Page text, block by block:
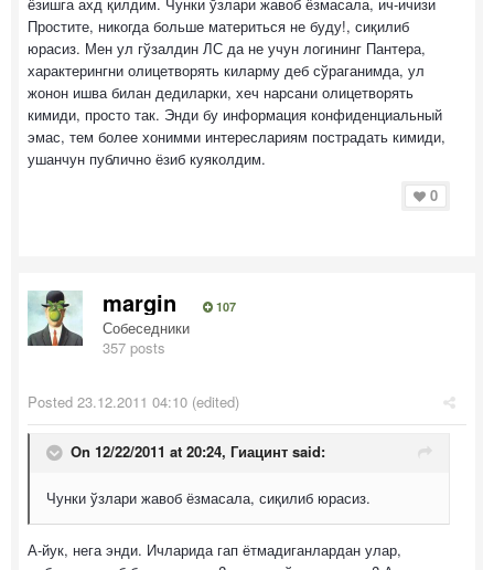
Простите, никогда больше материться не буду!, сиқилиб
юрасиз. Мен ул гўзалдин ЛС да не учун логининг Пантера,
характерингни олицетворять киларму деб сўраганимда, ул
жонон ишва билан дедиларки, хеч нарсани олицетворять
кимиди, просто так. Энди бу информация конфиденциальный
эмас, тем более хонимми интереслариям пострадать кимиди,
ушанчун публично ёзиб куяколдим.
0
margin 107
Собеседники
357 posts
Posted 23.12.2011 04:10 (edited)
On 12/22/2011 at 20:24, Гиацинт said:
Чунки ўзлари жавоб ёзмасала, сиқилиб юрасиз.
А-йук, нега энди. Ичларида гап ётмадиганлардан улар,